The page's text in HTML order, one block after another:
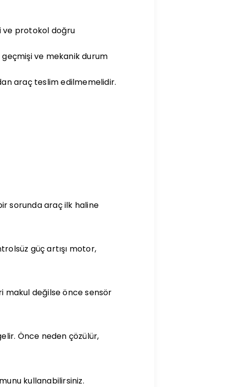
ve protokol doğru
geçmişi ve mekanik durum
araç teslim edilmemelidir.
sorunda araç ilk haline
güç artışı motor,
makul değilse önce sensör
Önce neden çözülür,
kullanabilirsiniz.